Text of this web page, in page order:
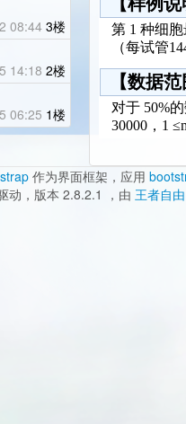
08:44 3楼
14:18 2楼
06:25 1楼
第 1 种细
（每试管
【数据
对于 50%
30000，1
作为界面框架，应用
动，版本 2.8.2.1 ，由 王者自由